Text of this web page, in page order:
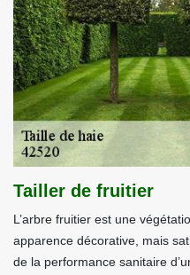
Tailler de fruitier
L’arbre fruitier est une
apparence décorative, mais
de la performance sanitaire